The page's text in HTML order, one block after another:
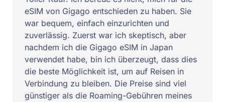
eSIM von Gigago entschieden zu haben. Sie
war bequem, einfach einzurichten und
zuverlässig. Zuerst war ich skeptisch, aber
nachdem ich die Gigago eSIM in Japan
verwendet habe, bin ich überzeugt, dass dies
die beste Möglichkeit ist, um auf Reisen in
Verbindung zu bleiben. Die Preise sind viel
günstiger als die Roaming-Gebühren meines